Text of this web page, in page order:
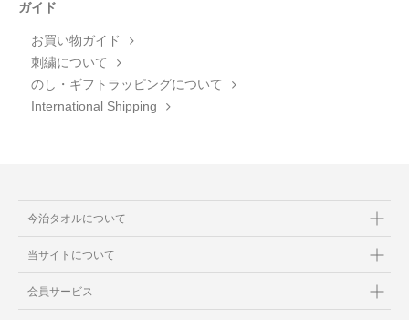
ガイド
お買い物ガイド
刺繍について
のし・ギフトラッピングについて
International Shipping
今治タオルについて
当サイトについて
会員サービス